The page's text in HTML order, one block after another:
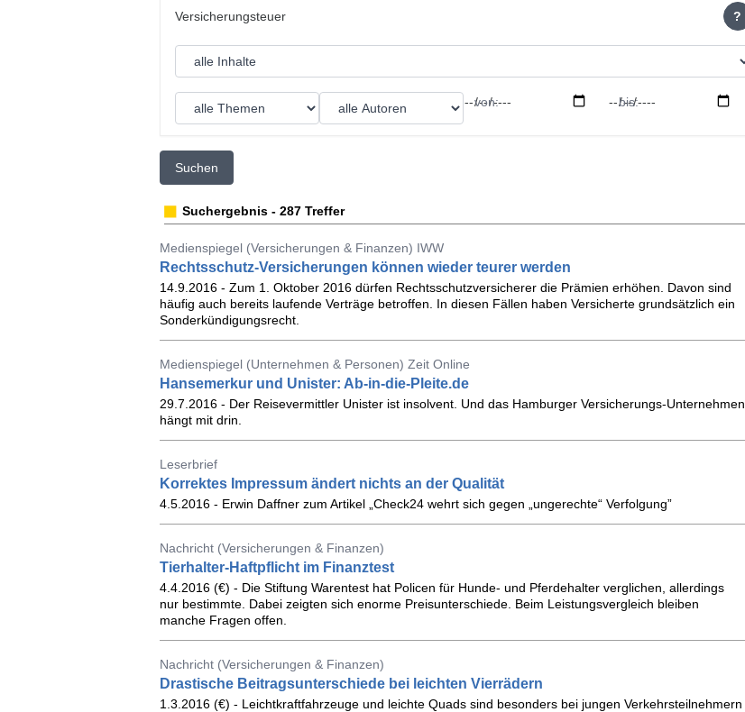
?
von: bis:
Suchen
Suchergebnis - 287 Treffer
Medienspiegel (Versicherungen & Finanzen) IWW
Rechtsschutz-Versicherungen können wieder teurer werden
14.9.2016 - Zum 1. Oktober 2016 dürfen Rechtsschutzversicherer die Prämien erhöhen. Davon sind
häufig auch bereits laufende Verträge betroffen. In diesen Fällen haben Versicherte grundsätzlich ein
Sonderkündigungsrecht.
Medienspiegel (Unternehmen & Personen) Zeit Online
Hansemerkur und Unister: Ab-in-die-Pleite.de
29.7.2016 - Der Reisevermittler Unister ist insolvent. Und das Hamburger Versicherungs-Unternehmen
hängt mit drin.
Leserbrief
Korrektes Impressum ändert nichts an der Qualität
4.5.2016 - Erwin Daffner zum Artikel „Check24 wehrt sich gegen „ungerechte“ Verfolgung”
Nachricht (Versicherungen & Finanzen)
Tierhalter-Haftpflicht im Finanztest
4.4.2016 (€) - Die Stiftung Warentest hat Policen für Hunde- und Pferdehalter verglichen, allerdings
nur bestimmte. Dabei zeigten sich enorme Preisunterschiede. Beim Leistungsvergleich bleiben
manche Fragen offen.
Nachricht (Versicherungen & Finanzen)
Drastische Beitragsunterschiede bei leichten Vierrädern
1.3.2016 (€) - Leichtkraftfahrzeuge und leichte Quads sind besonders bei jungen Verkehrsteilnehmern